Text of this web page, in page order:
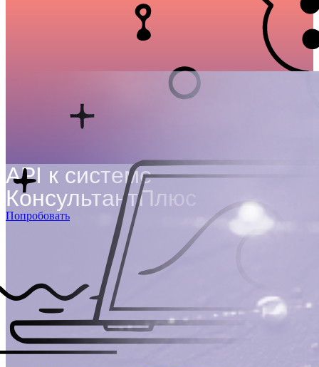
API к системе
КонсультантПлюс
Попробовать